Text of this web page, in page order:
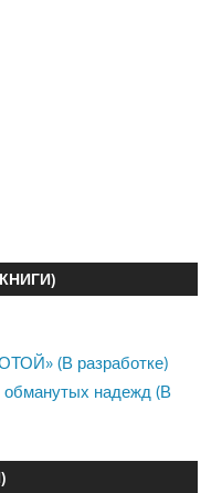
(В разработке)
обманутых надежд (В